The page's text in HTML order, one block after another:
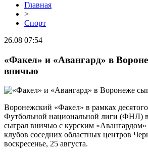
Главная
>
Спорт
26.08 07:54
«Факел» и «Авангард» в
вничью
Воронежский «Факел» в рамках
Футбольной национальной лиги (ФНЛ)
сыграл вничью с курским
клубов соседних областных центров
воскресенье, 25 августа.